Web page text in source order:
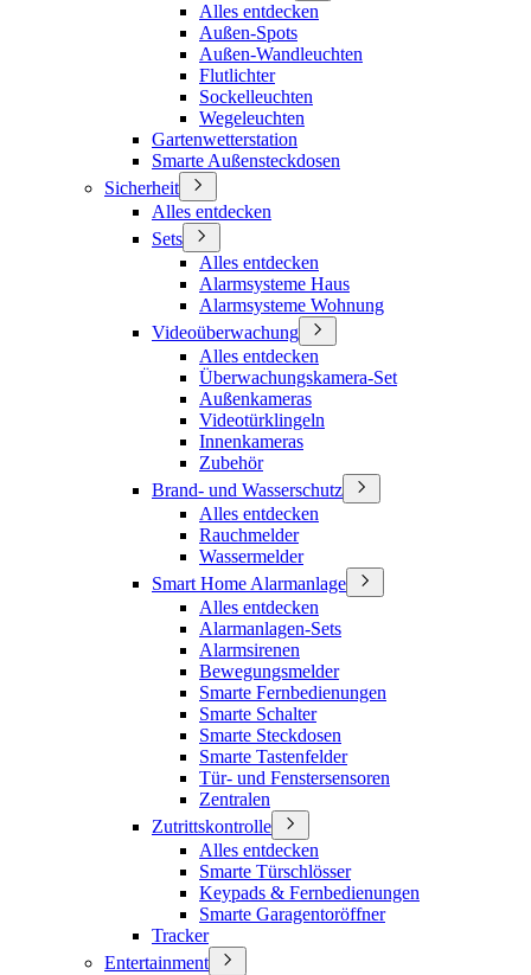
Alles entdecken
Außen-Spots
Außen-Wandleuchten
Flutlichter
Sockelleuchten
Wegeleuchten
Gartenwetterstation
Smarte Außensteckdosen
Sicherheit
Alles entdecken
Sets
Alles entdecken
Alarmsysteme Haus
Alarmsysteme Wohnung
Videoüberwachung
Alles entdecken
Überwachungskamera-Set
Außenkameras
Videotürklingeln
Innenkameras
Zubehör
Brand- und Wasserschutz
Alles entdecken
Rauchmelder
Wassermelder
Smart Home Alarmanlage
Alles entdecken
Alarmanlagen-Sets
Alarmsirenen
Bewegungsmelder
Smarte Fernbedienungen
Smarte Schalter
Smarte Steckdosen
Smarte Tastenfelder
Tür- und Fenstersensoren
Zentralen
Zutrittskontrolle
Alles entdecken
Smarte Türschlösser
Keypads & Fernbedienungen
Smarte Garagentoröffner
Tracker
Entertainment